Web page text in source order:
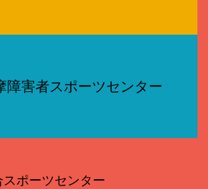
障害者スポーツセンター
ポーツセンター